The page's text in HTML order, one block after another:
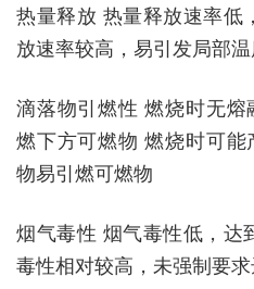
热量释放 热量释放速率低
放速率较高，易引发局部
滴落物引燃性 燃烧时无
燃下方可燃物 燃烧时可
物易引燃可燃物
烟气毒性 烟气毒性低，达
毒性相对较高，未强制要